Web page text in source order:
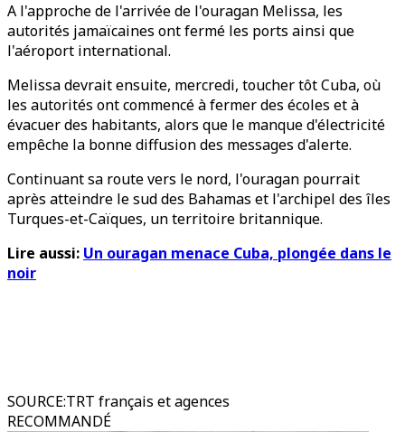
A l'approche de l'arrivée de l'ouragan Melissa, les
autorités jamaïcaines ont fermé les ports ainsi que
l'aéroport international.
Melissa devrait ensuite, mercredi, toucher tôt Cuba, où
les autorités ont commencé à fermer des écoles et à
évacuer des habitants, alors que le manque d'électricité
empêche la bonne diffusion des messages d'alerte.
Continuant sa route vers le nord, l'ouragan pourrait
après atteindre le sud des Bahamas et l'archipel des îles
Turques-et-Caïques, un territoire britannique.
Lire aussi: Un ouragan menace Cuba, plongée dans le
noir
SOURCE:TRT français et agences
RECOMMANDÉ